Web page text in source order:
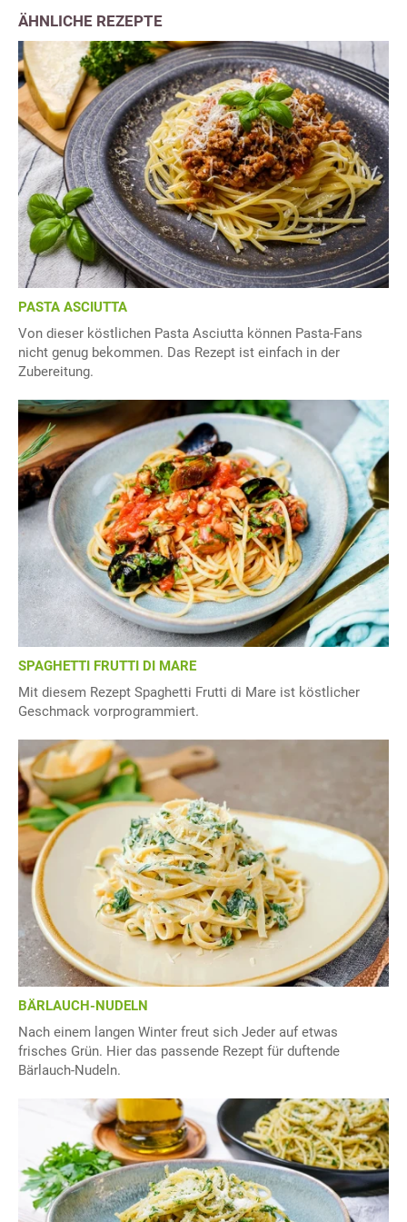
ÄHNLICHE REZEPTE
PASTA ASCIUTTA
Von dieser köstlichen Pasta Asciutta können Pasta-Fans
nicht genug bekommen. Das Rezept ist einfach in der
Zubereitung.
SPAGHETTI FRUTTI DI MARE
Mit diesem Rezept Spaghetti Frutti di Mare ist köstlicher
Geschmack vorprogrammiert.
BÄRLAUCH-NUDELN
Nach einem langen Winter freut sich Jeder auf etwas
frisches Grün. Hier das passende Rezept für duftende
Bärlauch-Nudeln.